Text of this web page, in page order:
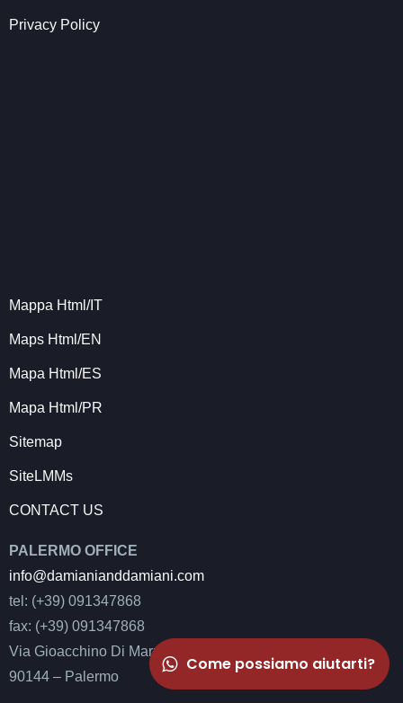
Privacy Policy
Mappa Html/IT
Maps Html/EN
Mapa Html/ES
Mapa Html/PR
Sitemap
SiteLMMs
CONTACT US
PALERMO OFFICE
info@damianianddamiani.com
tel: (+39) 091347868
fax: (+39) 091347868
Via Gioacchino Di Marzo 14/F
90144 – Palermo
Come possiamo aiutarti?